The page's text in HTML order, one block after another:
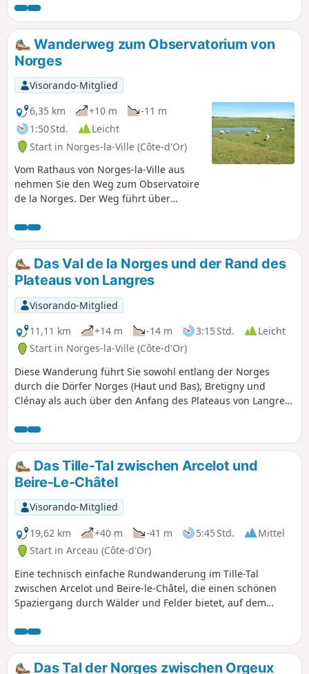
zwischen Mirebeau und Dijon gelegen, wurde die Stadt
zweifellos schon sehr früh mit einer ersten Einbogenbrücke
über die Tille ausgestattet, die dem Dorf seinen Namen
gab. Im 17. Jahrhundert plünderten und brannten die
Truppen von General Gallas die Stadt nieder.
Wanderweg zum Observatorium von
Norges
Visorando-Mitglied
6,35 km
+10 m
-11 m
1:50 Std.
Leicht
Start in Norges-la-Ville (Côte-d'Or)
Vom Rathaus von Norges-la-Ville aus
nehmen Sie den Weg zum Observatoire
de la Norges. Der Weg führt über
Sie die alten Steinhäuser der Dörfer
Norges und Brétigny entdecken können.
Unterwegs sehen Sie 4 Waschhäuser, 2
kleine Wasserfälle und viele Tiere.
Ideale Strecke für Familien,
vorzugsweise von April bis Oktober.
Das Val de la Norges und der Rand des
Plateaus von Langres
Visorando-Mitglied
11,11 km
+14 m -14 m 3:15 Std.
Leicht
Start in Norges-la-Ville (Côte-d'Or)
Diese Wanderung führt Sie sowohl entlang der Norges
durch die Dörfer Norges (Haut und Bas), Bretigny und
Clénay als auch über den Anfang des Plateaus von Langres
Entlang des Weges begegnen Sie zahlreichen natürlichen,
historischen oder legendären Sehenswürdigkeiten.
Das Tille-Tal zwischen Arcelot und
Beire-Le-Châtel
Visorando-Mitglied
19,62 km
+40 m -41 m 5:45 Std.
Mittel
Start in Arceau (Côte-d'Or)
Eine technisch einfache Rundwanderung im Tille-Tal
zwischen Arcelot und Beire-le-Châtel, die einen schönen
Spaziergang durch Wälder und Felder bietet, auf dem
Durchqueren der Dörfer Sehenswürdigkeiten und
Denkmäler zu entdecken oder wiederzuentdecken gibt.
Das Tal der Norges zwischen Orgeux